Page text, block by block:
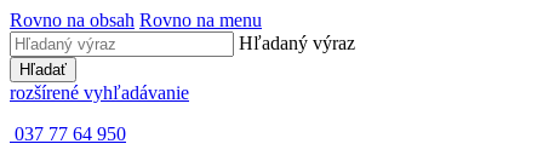
Rovno na obsah Rovno na menu
Hľadaný výraz
Hľadať
rozšírené vyhľadávanie
037 77 64 950